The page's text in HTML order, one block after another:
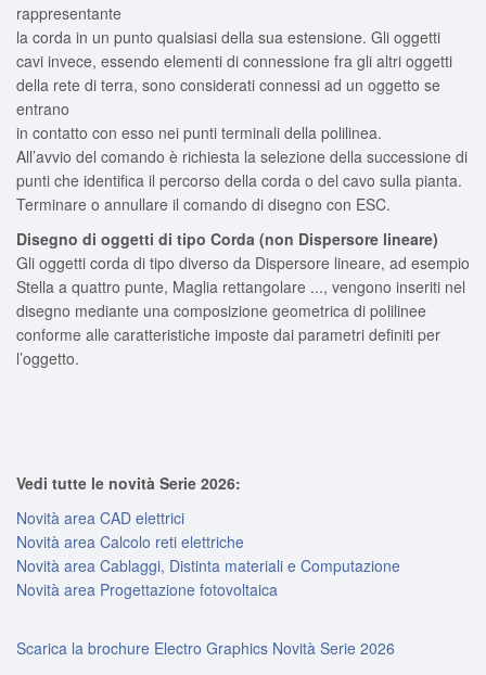
rappresentante
la corda in un punto qualsiasi della sua estensione. Gli oggetti
cavi invece, essendo elementi di connessione fra gli altri oggetti
della rete di terra, sono considerati connessi ad un oggetto se
entrano
in contatto con esso nei punti terminali della polilinea.
All’avvio del comando è richiesta la selezione della successione di
punti che identifica il percorso della corda o del cavo sulla pianta.
Terminare o annullare il comando di disegno con ESC.
Disegno di oggetti di tipo Corda (non Dispersore lineare)
Gli oggetti corda di tipo diverso da Dispersore lineare, ad esempio
Stella a quattro punte, Maglia rettangolare ..., vengono inseriti nel
disegno mediante una composizione geometrica di polilinee
conforme alle caratteristiche imposte dai parametri definiti per
l’oggetto.
Vedi tutte le novità Serie 2026:
Novità area CAD elettrici
Novità area Calcolo reti elettriche
Novità area Cablaggi, Distinta materiali e Computazione
Novità area Progettazione fotovoltaica
Scarica la brochure Electro Graphics Novità Serie 2026